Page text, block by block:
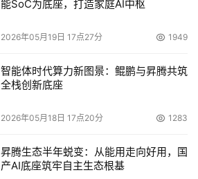
能SoC为底座，打造家庭AI中枢
2026年05月19日 17点27分 1949
智能体时代算力新图景：鲲鹏与昇腾共筑
全栈创新底座
2026年05月18日 17点20分 1283
昇腾生态半年蜕变：从能用走向好用，国
产AI底座筑牢自主生态根基